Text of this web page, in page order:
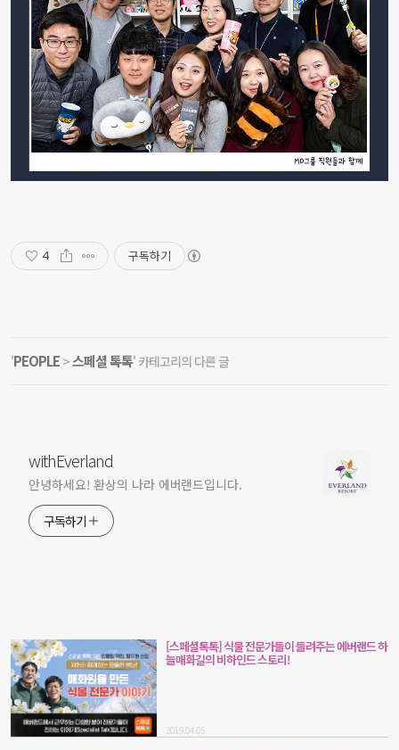
4 구독하기
'PEOPLE >스페셜 톡톡' 카테고리의 다른 글
withEverland
안녕하세요! 환상의 나라 에버랜드입니다.
구독하기
[스페셜톡톡] 식물 전문가들이 들려주는 에버랜드 하
늘매화길의 비하인드 스토리!
2019.04.05